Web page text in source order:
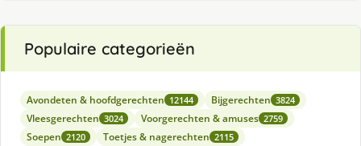
Populaire categorieën
Avondeten & hoofdgerechten 12144 Bijgerechten 3824
Vleesgerechten 3024 Voorgerechten & amuses 2759
Soepen 2120 Toetjes & nagerechten 2115